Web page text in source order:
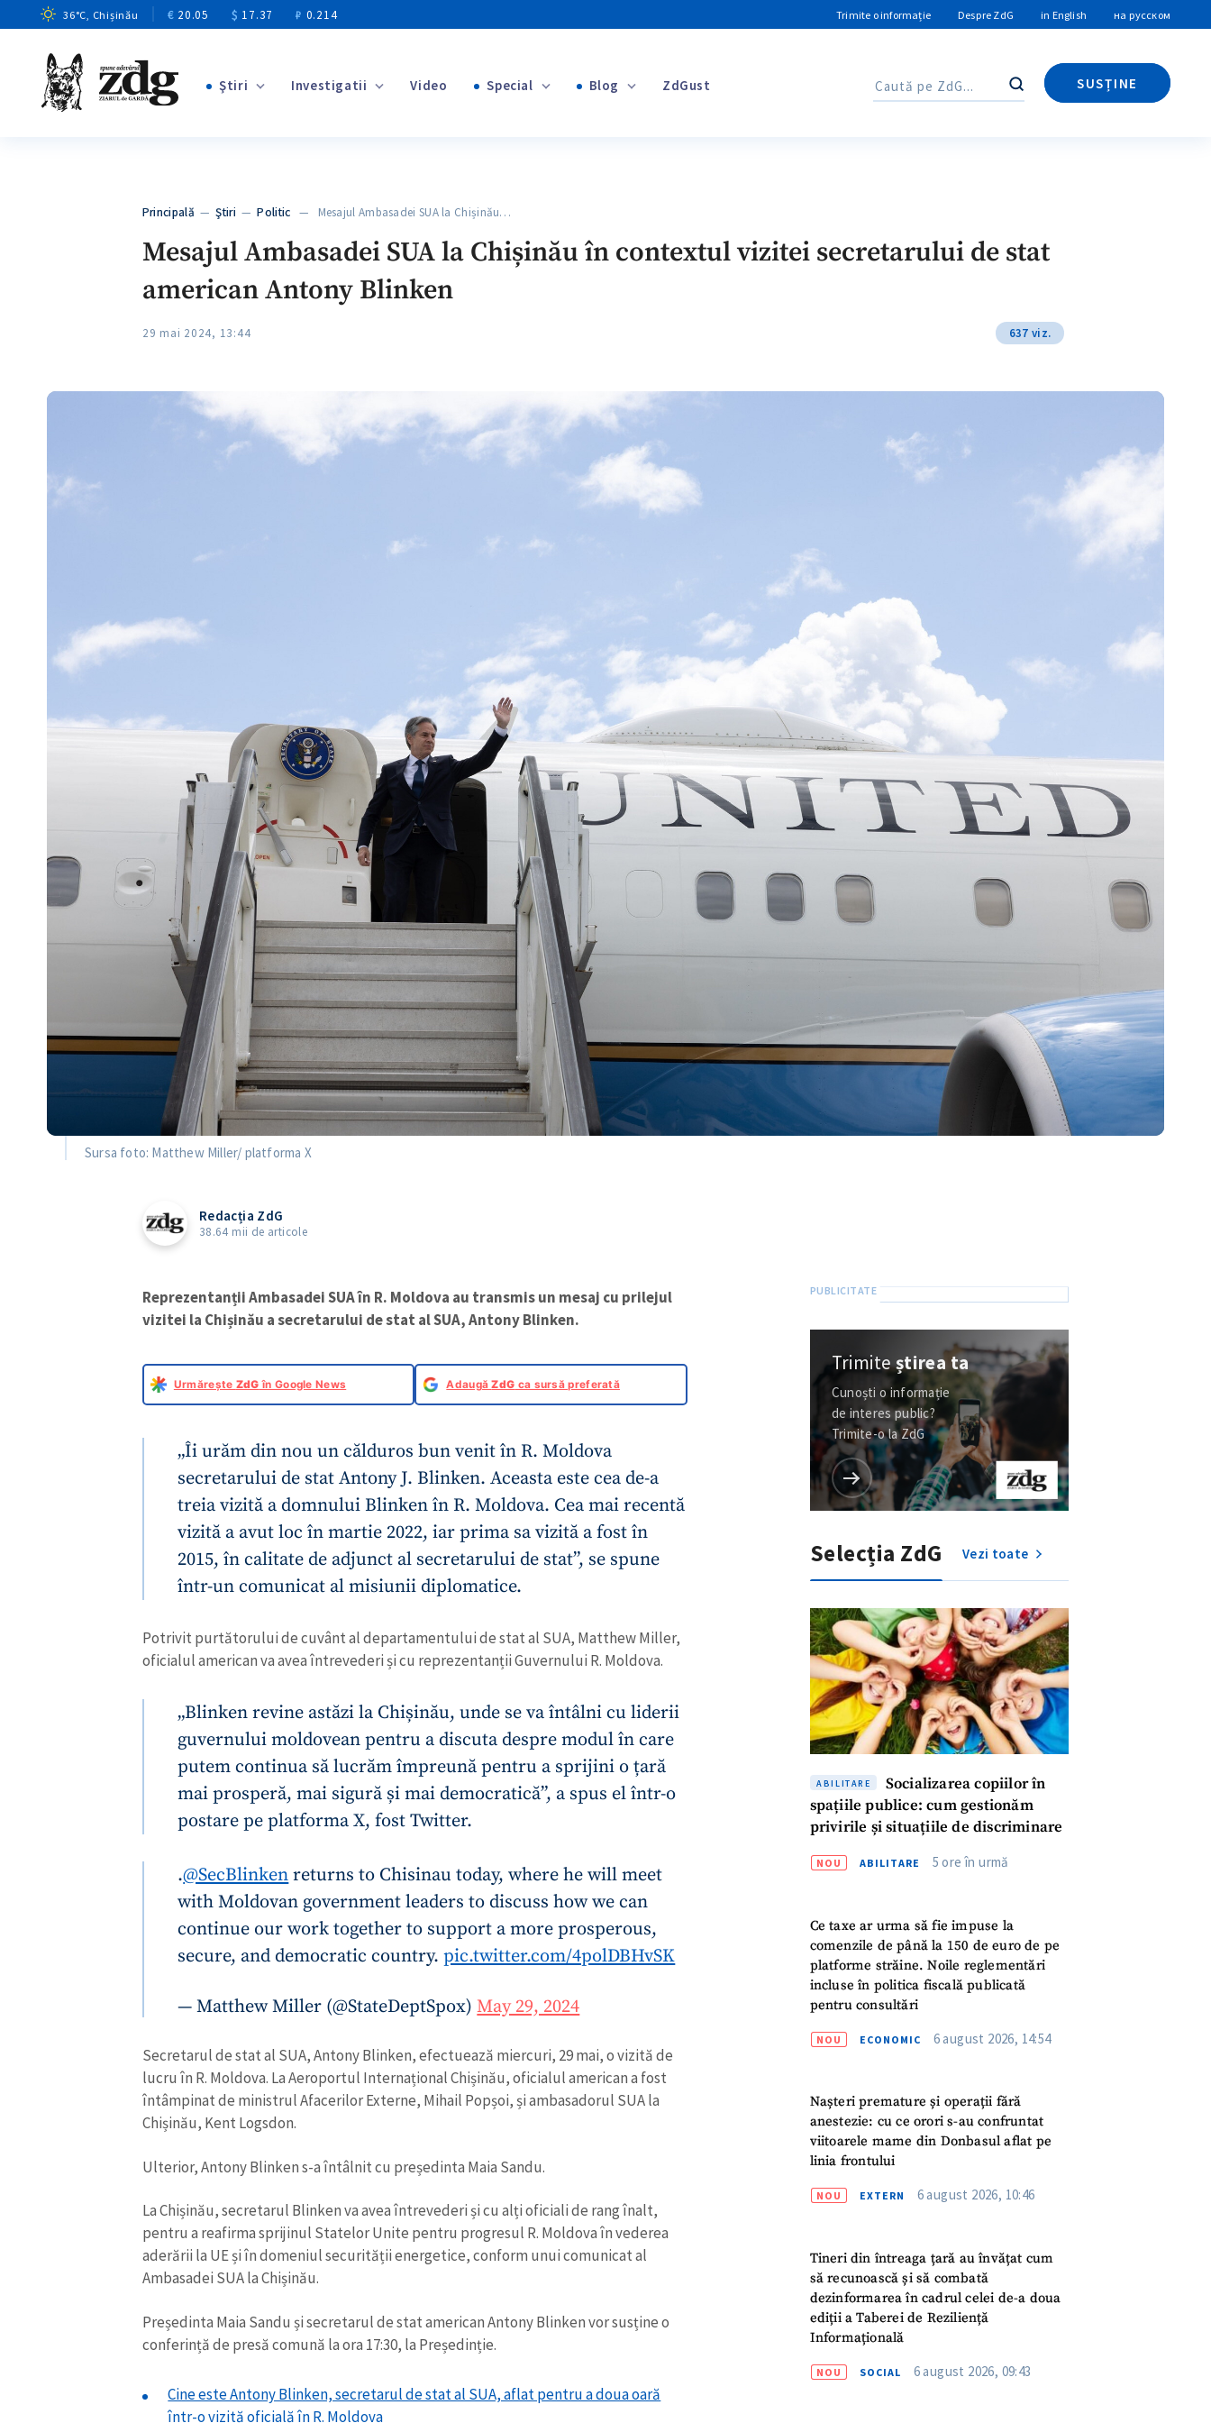
36°C, Chișinău € 20.05 $ 17.37 ₽ 0.214 Trimite o informație Despre ZdG in English на русском
Ştiri Investigatii Video Special Blog ZdGust Caută
SUSȚINE
Caută
Principală —Ştiri —Politic — Mesajul Ambasadei SUA la Chișinău…
Mesajul Ambasadei SUA la Chișinău în contextul vizitei secretarului de stat
american Antony Blinken
29 mai 2024, 13:44 637 viz.
Sursa foto: Matthew Miller/ platforma X
Redacția ZdG
38.64 mii de articole
Reprezentanții Ambasadei SUA în R. Moldova au transmis un mesaj cu prilejul
vizitei la Chișinău a secretarului de stat al SUA, Antony Blinken.
Urmărește ZdG în Google News AdaugăZdG ca sursă preferată
„Îi urăm din nou un călduros bun venit în R. Moldova
secretarului de stat Antony J. Blinken. Aceasta este cea de-a
treia vizită a domnului Blinken în R. Moldova. Cea mai recentă
vizită a avut loc în martie 2022, iar prima sa vizită a fost în
2015, în calitate de adjunct al secretarului de stat”, se spune
într-un comunicat al misiunii diplomatice.
Potrivit purtătorului de cuvânt al departamentului de stat al SUA, Matthew Miller,
oficialul american va avea întrevederi și cu reprezentanții Guvernului R. Moldova.
„Blinken revine astăzi la Chișinău, unde se va întâlni cu liderii
guvernului moldovean pentru a discuta despre modul în care
putem continua să lucrăm împreună pentru a sprijini o țară
mai prosperă, mai sigură și mai democratică”, a spus el într-o
postare pe platforma X, fost Twitter.
.@SecBlinkenreturns to Chisinau today, where he will meet
with Moldovan government leaders to discuss how we can
continue our work together to support a more prosperous,
secure, and democratic country.pic.twitter.com/4polDBHvSK
— Matthew Miller (@StateDeptSpox)May 29, 2024
Secretarul de stat al SUA, Antony Blinken, efectuează miercuri, 29 mai, o vizită de
lucru în R. Moldova. La Aeroportul Internațional Chișinău, oficialul american a fost
întâmpinat de ministrul Afacerilor Externe, Mihail Popșoi, și ambasadorul SUA la
Chișinău, Kent Logsdon.
Ulterior, Antony Blinken s-a întâlnit cu președinta Maia Sandu.
La Chișinău, secretarul Blinken va avea întrevederi și cu alți oficiali de rang înalt,
pentru a reafirma sprijinul Statelor Unite pentru progresul R. Moldova în vederea
aderării la UE și în domeniul securității energetice, conform unui comunicat al
Ambasadei SUA la Chișinău.
Președinta Maia Sandu și secretarul de stat american Antony Blinken vor susține o
conferință de presă comună la ora 17:30, la Președinție.
Cine este Antony Blinken, secretarul de stat al SUA, aflat pentru a doua oară
într-o vizită oficială în R. Moldova
Trimiteștirea ta
Cunoști o informație
de interes public?
Trimite-o la ZdG
Selecția ZdG Vezi toate
ABILITARE
Socializarea copiilor în
spațiile publice: cum gestionăm
privirile și situațiile de discriminare
NOU ABILITARE 5 ore în urmă
Ce taxe ar urma să fie impuse la
comenzile de până la 150 de euro de pe
platforme străine. Noile reglementări
incluse în politica fiscală publicată
pentru consultări
NOU ECONOMIC 6 august 2026, 14:54
Nașteri premature și operații fără
anestezie: cu ce orori s-au confruntat
viitoarele mame din Donbasul aflat pe
linia frontului
NOU EXTERN 6 august 2026, 10:46
Tineri din întreaga țară au învățat cum
să recunoască și să combată
dezinformarea în cadrul celei de-a doua
ediții a Taberei de Reziliență
Informațională
NOU SOCIAL 6 august 2026, 09:43
ȘTIREA MEA
Titlu știre + Adaugă titlu
+ Numele meu
Am citit și sunt de acord cupolitica de